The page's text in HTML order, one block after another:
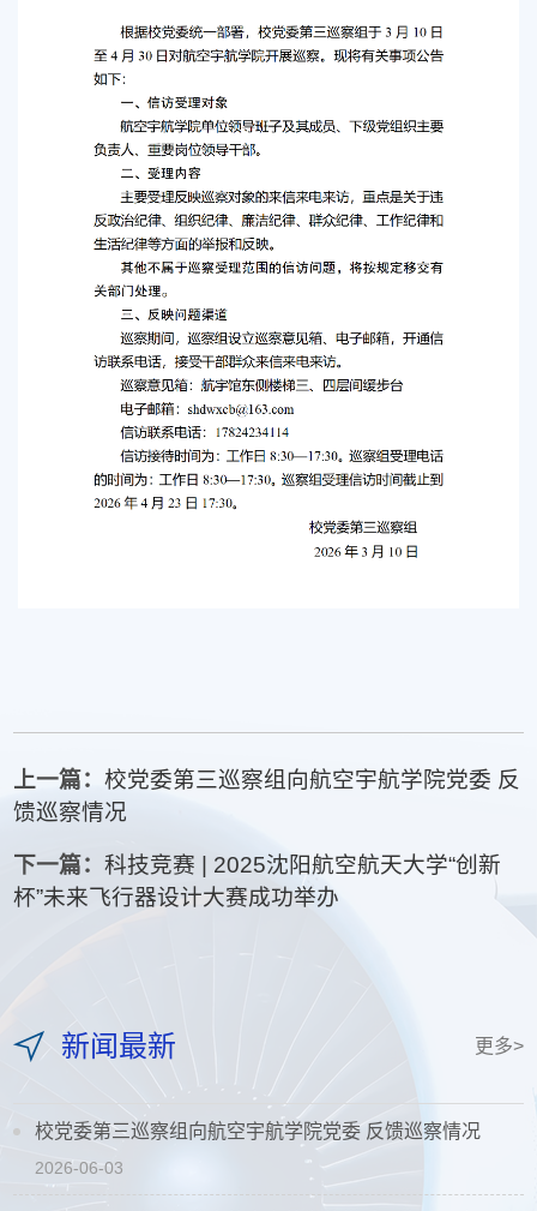
上一篇：校党委第三巡察组向航空宇航学院党委 反
馈巡察情况
下一篇：科技竞赛 | 2025沈阳航空航天大学“创新
杯”未来飞行器设计大赛成功举办
新闻最新 更多>
校党委第三巡察组向航空宇航学院党委 反馈巡察情况
2026-06-03